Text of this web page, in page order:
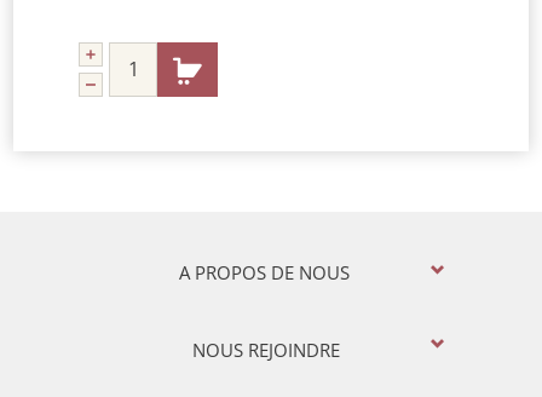
A PROPOS DE NOUS
NOUS REJOINDRE